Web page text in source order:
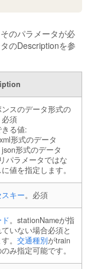
のパラメータが必
のDescriptionを参
ンスのデータ形式の
須
る値:
形式のデータ
形式のデータ
パラメータではな
値を指定します。
キー。必須
。stationNameが指
いない場合必須と
。 交通種別がtrain
み指定可能です。